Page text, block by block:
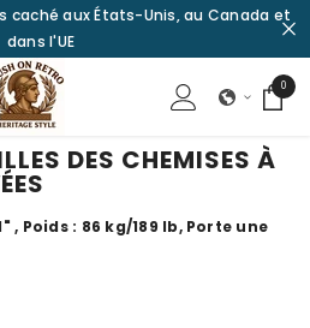
caché aux États-Unis, au Canada et
dans l'UE
0
0
DES CHEMISES À
, Poids : 86 kg/189 lb, Porte une